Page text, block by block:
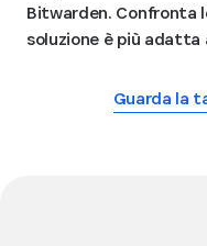
Bitwarden. Confronta
soluzione è più adatta
Guarda la